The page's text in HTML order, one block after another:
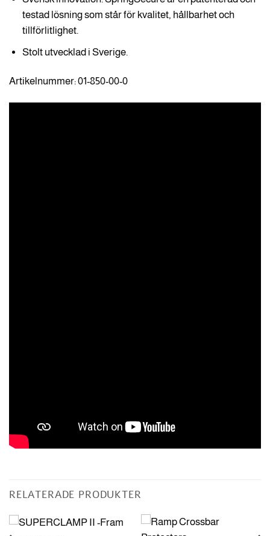
testad lösning som står för kvalitet, hållbarhet och
tillförlitlighet.
Stolt utvecklad i Sverige.
Artikelnummer: 01-850-00-0
RELATERADE PRODUKTER